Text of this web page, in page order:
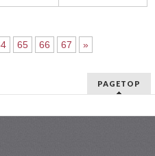
65 66 67 »
PAGETOP